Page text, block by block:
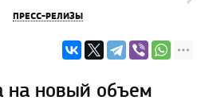
ПРЕСС-РЕЛИЗЫ
на новый объем